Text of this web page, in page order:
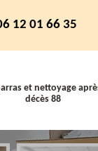
12 01 66 35
et nettoyage
décès 88